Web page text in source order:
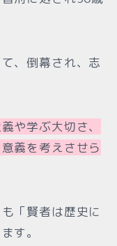
、倒幕され、志
や学ぶ大切さ、
義を考えさせら
「賢者は歴史に
す。